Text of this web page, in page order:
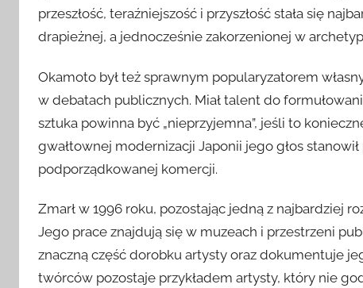
przeszłość, teraźniejszość i przyszłość stała się
drapieżnej, a jednocześnie zakorzenionej w
Okamoto był też sprawnym popularyzatorem
w debatach publicznych. Miał talent do
sztuka powinna być „nieprzyjemna”, jeśli to
gwałtownej modernizacji Japonii jego głos
podporządkowanej komercji.
Zmarł w 1996 roku, pozostając jedną z najbardziej
Jego prace znajdują się w muzeach i przestrzeni
znaczną część dorobku artysty oraz dokumentuje
twórców pozostaje przykładem artysty, który nie